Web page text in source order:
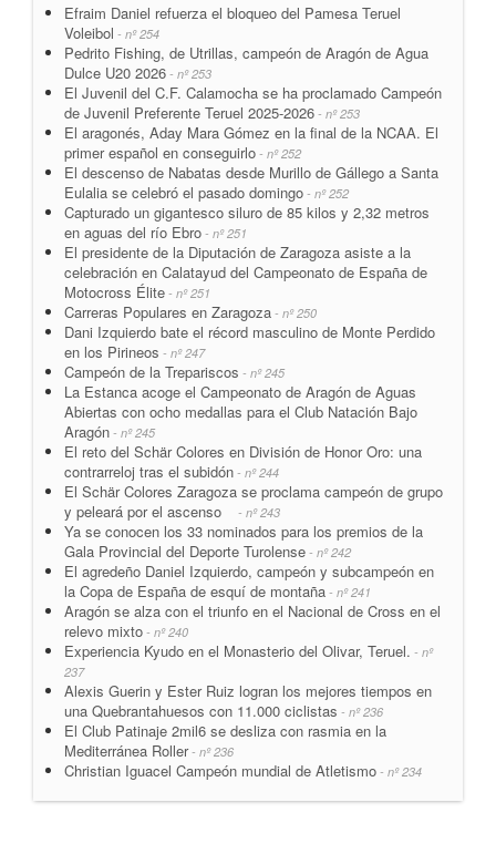
Efraim Daniel refuerza el bloqueo del Pamesa Teruel
Voleibol - nº 254
Pedrito Fishing, de Utrillas, campeón de Aragón de Agua
Dulce U20 2026 - nº 253
El Juvenil del C.F. Calamocha se ha proclamado Campeón
de Juvenil Preferente Teruel 2025-2026 - nº 253
El aragonés, Aday Mara Gómez en la final de la NCAA. El
primer español en conseguirlo - nº 252
El descenso de Nabatas desde Murillo de Gállego a Santa
Eulalia se celebró el pasado domingo - nº 252
Capturado un gigantesco siluro de 85 kilos y 2,32 metros
en aguas del río Ebro - nº 251
El presidente de la Diputación de Zaragoza asiste a la
celebración en Calatayud del Campeonato de España de
Motocross Élite - nº 251
Carreras Populares en Zaragoza - nº 250
Dani Izquierdo bate el récord masculino de Monte Perdido
en los Pirineos - nº 247
Campeón de la Trepariscos - nº 245
La Estanca acoge el Campeonato de Aragón de Aguas
Abiertas con ocho medallas para el Club Natación Bajo
Aragón - nº 245
El reto del Schär Colores en División de Honor Oro: una
contrarreloj tras el subidón - nº 244
El Schär Colores Zaragoza se proclama campeón de grupo
y peleará por el ascenso
- nº 243
Ya se conocen los 33 nominados para los premios de la
Gala Provincial del Deporte Turolense - nº 242
El agredeño Daniel Izquierdo, campeón y subcampeón en
la Copa de España de esquí de montaña - nº 241
Aragón se alza con el triunfo en el Nacional de Cross en el
relevo mixto - nº 240
Experiencia Kyudo en el Monasterio del Olivar, Teruel. - nº
237
Alexis Guerin y Ester Ruiz logran los mejores tiempos en
una Quebrantahuesos con 11.000 ciclistas - nº 236
El Club Patinaje 2mil6 se desliza con rasmia en la
Mediterránea Roller- nº 236
Christian Iguacel Campeón mundial de Atletismo - nº 234